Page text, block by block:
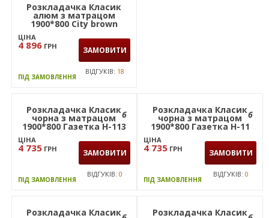
Розкладачка Класик
алюм з матрацом
1900*800 City brown
ЦІНА
4 896 ГРН ЗАМОВИТИ
ПІД ЗАМОВЛЕННЯ
ВІДГУКІВ: 18
6
Розкладачка Класик
чорна з матрацом
1900*800 Газетка Н-113
ЦІНА
4 735 ГРН ЗАМОВИТИ
ПІД ЗАМОВЛЕННЯ
ВІДГУКІВ:0
6
Розкладачка Класик
чорна з матрацом
1900*800 Газетка Н-11
ЦІНА
4 735 ГРН ЗАМОВИТИ
ПІД ЗАМОВЛЕННЯ
ВІДГУКІВ: 0
Розкладачка Класик Розкладачка Класик